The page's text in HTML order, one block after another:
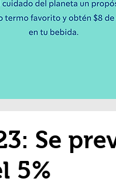
Se
5%